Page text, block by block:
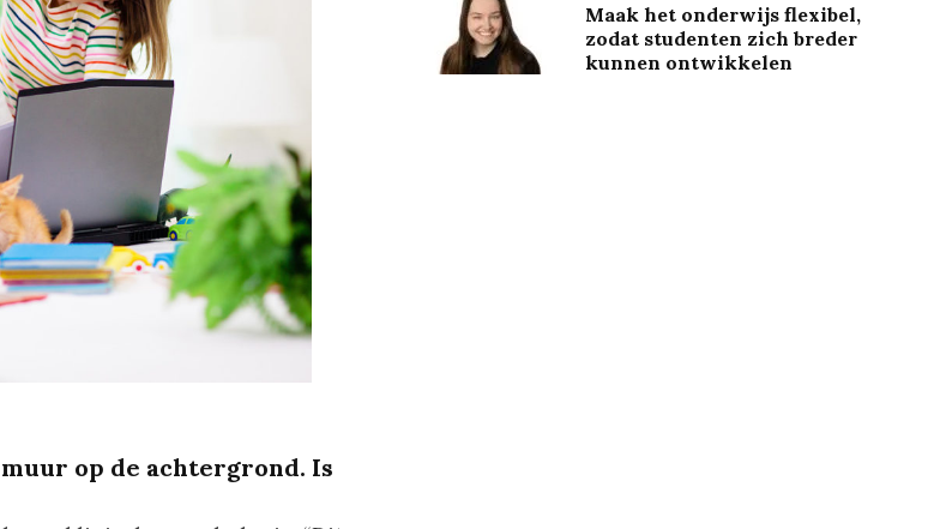
op de achtergrond. Is
Maak het onderwijs flexibel,
zodat studenten zich breder
kunnen ontwikkelen